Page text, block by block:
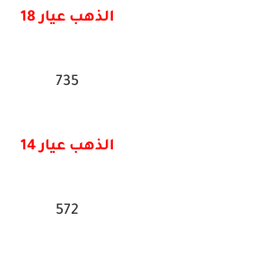
الذهب عيار 18
735
الذهب عيار 14
572